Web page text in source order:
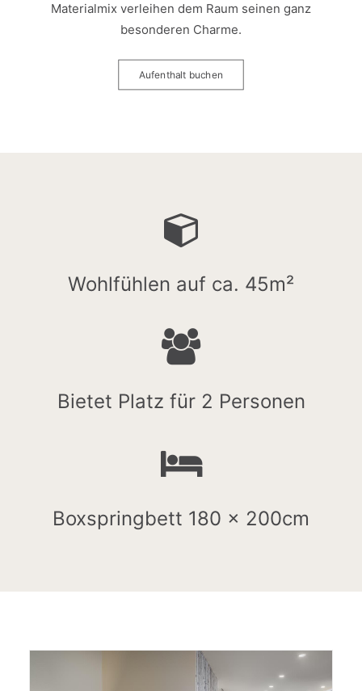
Materialmix verleihen dem Raum seinen ganz
besonderen Charme.
Aufenthalt buchen
Wohlfühlen auf ca. 45m²
Bietet Platz für 2 Personen
Boxspringbett 180 x 200cm